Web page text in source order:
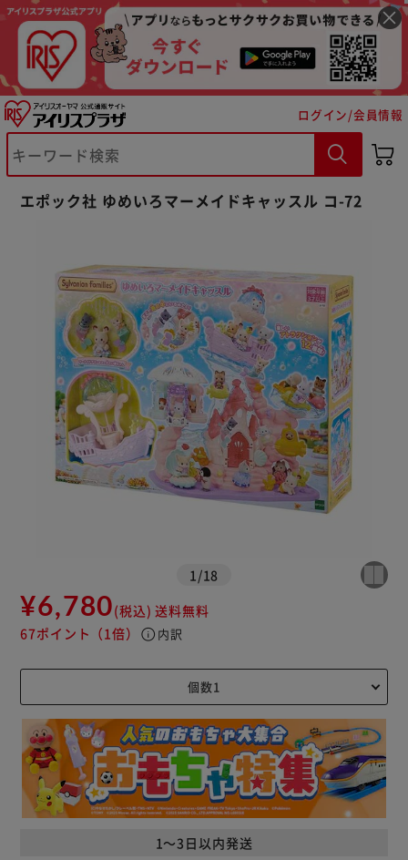
ログイン/会員情報
エポック社 ゆめいろマーメイドキャッスル コ-72
1 /18
¥6,780(税込) 送料無料
67ポイント （1倍） info 内訳
1～3日以内発送
※ご確認ください